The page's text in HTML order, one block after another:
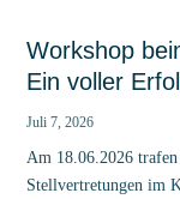
Workshop
Ein voller
Juli 7, 2026
Am 18.06.2026
Stellvertretungen im